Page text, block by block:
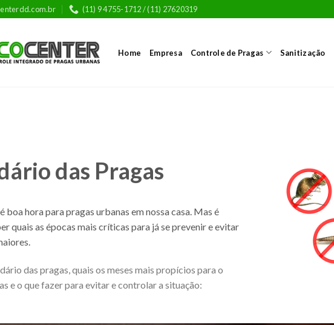
(11) 9 4755-1712 / (11) 27620319
Home Empresa Controle de Pragas Sanitização
das Pragas
boa hora para pragas urbanas em nossa casa. Mas é
quais as épocas mais críticas para já se prevenir e evitar
das pragas, quais os meses mais propícios para o
e o que fazer para evitar e controlar a situação: